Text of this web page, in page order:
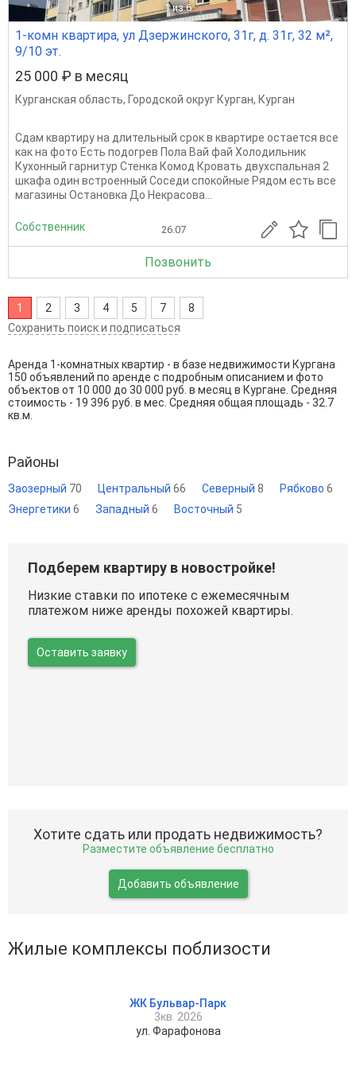
1 из 6
1-комн квартира, ул Дзержинского, 31г, д. 31г, 32 м²,
9/10 эт.
25 000 ₽ в месяц
Курганская область, Городской округ Курган, Курган
Сдам квартиру на длительный срок в квартире остается все
как на фото Есть подогрев Пола Вай фай Холодильник
Кухонный гарнитур Стенка Комод Кровать двухспальная 2
шкафа один встроенный Соседи спокойные Рядом есть все
магазины Остановка До Некрасова...
Собственник 26.07
Позвонить
1 2 3 4 5 7
8
Сохранить поиск и подписаться
Аренда 1-комнатных квартир - в базе недвижимости Кургана
150 объявлений по аренде с подробным описанием и фото
объектов от 10 000 до 30 000 руб. в месяц в Кургане. Средняя
стоимость - 19 396 руб. в мес. Средняя общая площадь - 32.7
кв.м.
Районы
Заозерный 70 Центральный 66 Северный 8 Рябково 6
Энергетики 6 Западный 6 Восточный 5
Подберем квартиру в новостройке!
Низкие ставки по ипотеке с ежемесячным
платежом ниже аренды похожей квартиры.
Оставить заявку
Хотите сдать или продать недвижимость?
Разместите объявление бесплатно
Добавить объявление
Жилые комплексы поблизости
ЖК Бульвар-Парк
3кв. 2026
ул. Фарафонова